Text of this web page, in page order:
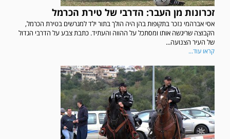
זכרונות מן העבר: הדרבי של טירת הכרמל
אסי אברהמי נזכר בתקופות בהן היה הולך בתור ילד למגרשים בטירת הכרמל,
הקבוצה שריגשה אותו ומסתכל על ההווה והעתיד. כתבת צבע על הדרבי הגדול
של העיר הצנועה...
קראו עוד...